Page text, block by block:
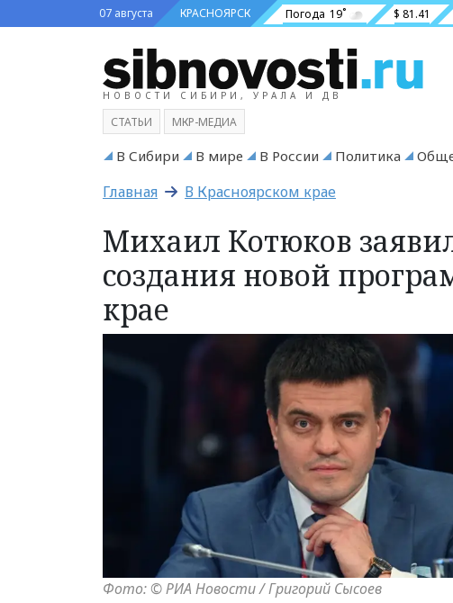
07 августа КРАСНОЯРСК Погода 19˚ $ 81.41
НОВОСТИ СИБИРИ, УРАЛА И ДВ
СТАТЬИ МКР-МЕДИА
В Сибири В мире В России Политика
Главная В Красноярском крае
Михаил Котюков
создания новой
крае
Фото: © РИА Новости / Григорий Сысоев